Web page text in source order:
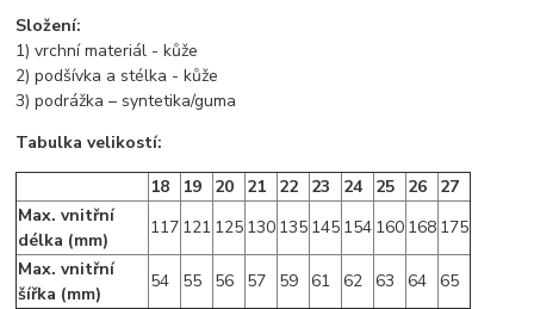
Složení:
1) vrchní materiál - kůže
2) podšívka a stélka - kůže
3) podrážka – syntetika/guma
Tabulka velikostí:
18
19 20 21 22 23 24 25 26
27
Max. vnitřní
délka (mm)
117 121 125 130 135 145 154 160 168 175
Max. vnitřní
šířka (mm)
54 55 56 57 59 61 62 63 64 65